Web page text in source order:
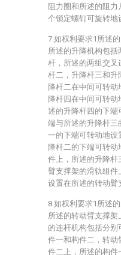
阻力圈和所述的阻
个锁定螺钉可旋转地
7.如权利要求1所述
所述的升降机构包
杆，所述的两组交叉
杆二，升降杆三和升
降杆二在中间可转
降杆四在中间可转
述的升降杆四的下端
端与所述的升降杆三
一的下端可转动地设
降杆二的下端可转动
件上，所述的升降杆
臂支撑架的滑轨组件
设置在所述的转动臂
8.如权利要求1所述
所述的转动臂支撑
的连杆机构包括分
件一和构件二，转动
件二上，所述的构件